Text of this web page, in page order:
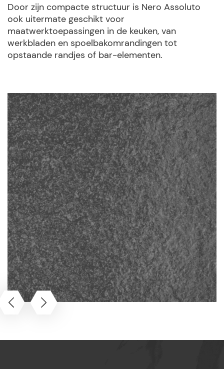
Door zijn compacte structuur is Nero Assoluto
ook uitermate geschikt voor
maatwerktoepassingen in de keuken, van
werkbladen en spoelbakomrandingen tot
opstaande randjes of bar-elementen.